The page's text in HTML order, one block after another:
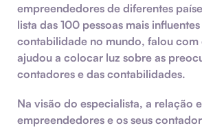
empreendedores de diferentes
lista das 100 pessoas mais
contabilidade no mundo, falou com
ajudou a colocar luz sobre as
contadores e das contabilidades.
Na visão do especialista, a relação
empreendedores e os seus